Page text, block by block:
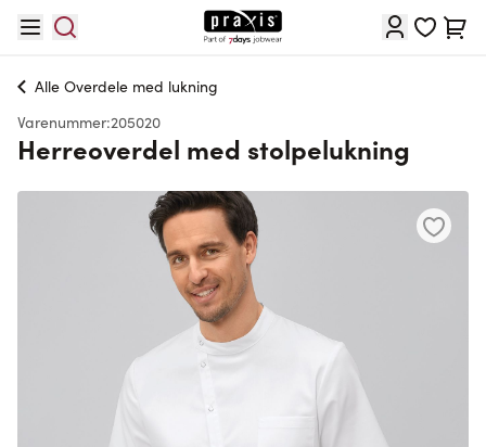
Cart
Alle Overdele med lukning
Varenummer:205020
Herreoverdel med stolpelukning